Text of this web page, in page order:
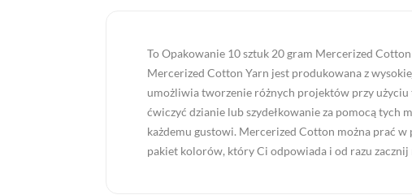
To Opakowanie 10 sztuk 20 gram Mercerized
Mercerized Cotton Yarn jest produkowana z
umożliwia tworzenie różnych projektów przy użyciu
ćwiczyć dzianie lub szydełkowanie za pomocą tych
każdemu gustowi. Mercerized Cotton można prać
pakiet kolorów, który Ci odpowiada i od razu